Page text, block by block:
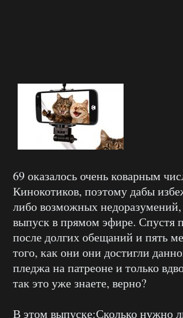
69 оказалось очень коварным
Кинокотиков, поэтому дабы
либо возможных
выпуск в прямом эфире. Спустя
после долгих обещаний и пять
того, как они они достигли
пледжа на патреоне и только
так это уже знаете, верно?
В этом выпуске:Сколько нужно